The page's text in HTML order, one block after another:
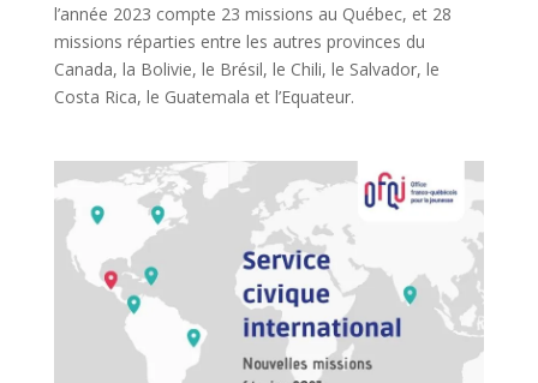
l’année 2023 compte 23 missions au Québec, et 28
missions réparties entre les autres provinces du
Canada, la Bolivie, le Brésil, le Chili, le Salvador, le
Costa Rica, le Guatemala et l’Equateur.